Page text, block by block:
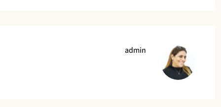
admin